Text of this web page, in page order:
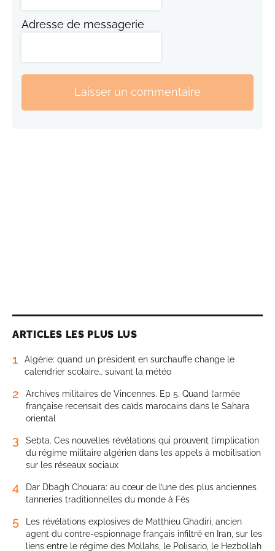
Adresse de messagerie
Laisser un commentaire
ARTICLES LES PLUS LUS
1
Algérie: quand un président en surchauffe change le
calendrier scolaire… suivant la météo
2
Archives militaires de Vincennes. Ep 5. Quand l’armée
française recensait des caïds marocains dans le Sahara
oriental
3
Sebta. Ces nouvelles révélations qui prouvent l’implication
du régime militaire algérien dans les appels à mobilisation
sur les réseaux sociaux
4
Dar Dbagh Chouara: au cœur de l’une des plus anciennes
tanneries traditionnelles du monde à Fès
5
Les révélations explosives de Matthieu Ghadiri, ancien
agent du contre-espionnage français infiltré en Iran, sur les
liens entre le régime des Mollahs, le Polisario, le Hezbollah